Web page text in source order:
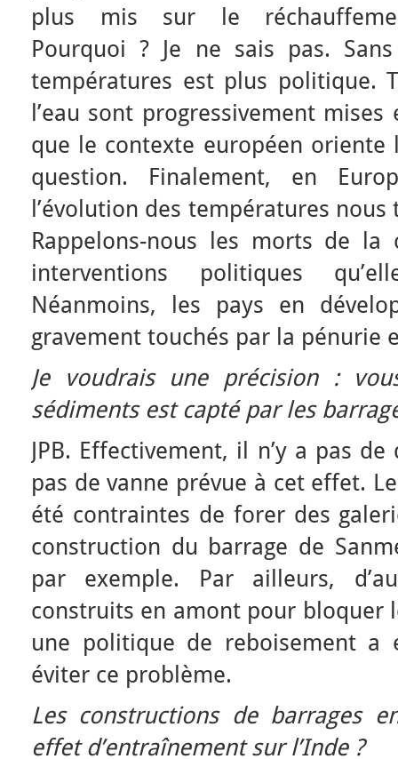
plus mis sur le
Pourquoi ? Je ne sais pas.
températures est plus politique.
l’eau sont progressivement
que le contexte européen
question. Finalement, en
l’évolution des températures
Rappelons-nous les morts de
interventions politiques
Néanmoins, les pays en
gravement touchés par la pénurie
Je voudrais une précision :
sédiments est capté par les
JPB. Effectivement, il n’y a pas
pas de vanne prévue à cet effet.
été contraintes de forer des
construction du barrage de
par exemple. Par ailleurs,
construits en amont pour bloquer
une politique de reboisement a
éviter ce problème.
Les constructions de barrages
effet d’entraînement sur l’Inde ?